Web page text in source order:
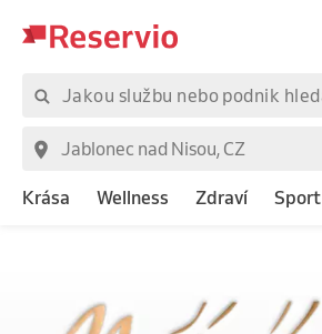
Krása Wellness Zdraví Sport